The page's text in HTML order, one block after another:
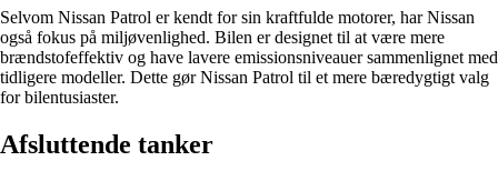
Selvom Nissan Patrol er kendt for sin kraftfulde motorer, har Nissan
også fokus på miljøvenlighed. Bilen er designet til at være mere
brændstofeffektiv og have lavere emissionsniveauer sammenlignet med
tidligere modeller. Dette gør Nissan Patrol til et mere bæredygtigt valg
for bilentusiaster.
Afsluttende tanker